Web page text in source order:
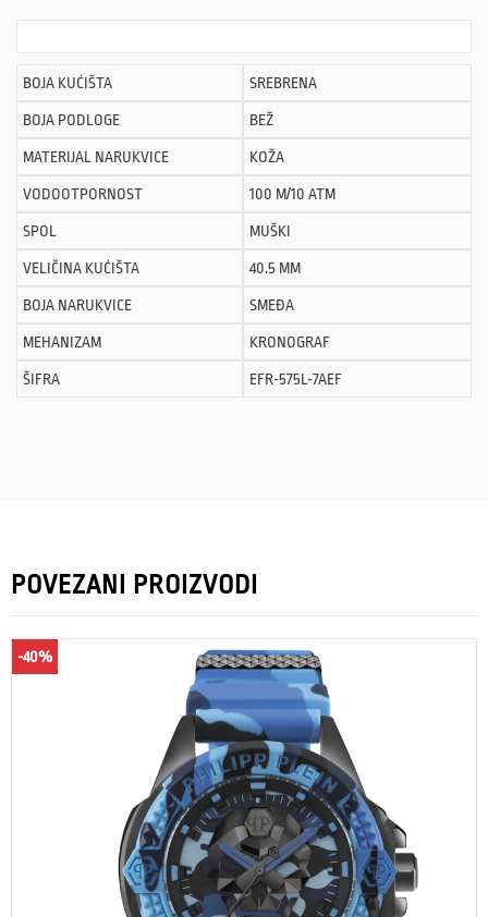
BOJA KUĆIŠTA SREBRENA
BOJA PODLOGE BEŽ
MATERIJAL NARUKVICE KOŽA
VODOOTPORNOST 100 M/10 ATM
SPOL MUŠKI
VELIČINA KUĆIŠTA 40.5 MM
BOJA NARUKVICE SMEĐA
MEHANIZAM KRONOGRAF
ŠIFRA EFR-575L-7AEF
POVEZANI PROIZVODI
-40%